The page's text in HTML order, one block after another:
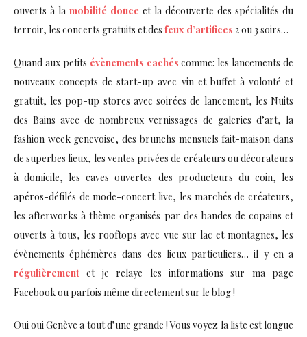
ouverts à la mobilité douce et la découverte des spécialités du
terroir, les concerts gratuits et des feux d’artifices 2 ou 3 soirs…
Quand aux petits évènements cachés comme: les lancements de
nouveaux concepts de start-up avec vin et buffet à volonté et
gratuit, les pop-up stores avec soirées de lancement, les Nuits
des Bains avec de nombreux vernissages de galeries d’art, la
fashion week genevoise, des brunchs mensuels fait-maison dans
de superbes lieux, les ventes privées de créateurs ou décorateurs
à domicile, les caves ouvertes des producteurs du coin, les
apéros-défilés de mode-concert live, les marchés de créateurs,
les afterworks à thème organisés par des bandes de copains et
ouverts à tous, les rooftops avec vue sur lac et montagnes, les
évènements éphémères dans des lieux particuliers… il y en a
régulièrement et je relaye les informations sur ma page
Facebook ou parfois même directement sur le blog !
Oui oui Genève a tout d’une grande ! Vous voyez la liste est longue